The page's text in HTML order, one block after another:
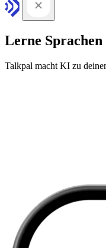
Lerne
Talkpal macht KI zu